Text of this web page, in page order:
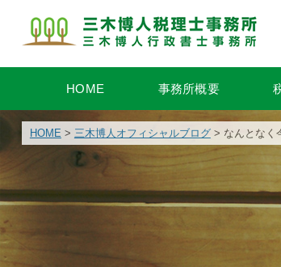
HOME 事務所概要
HOME > 三木博人オフィシャルブログ> なんとなく